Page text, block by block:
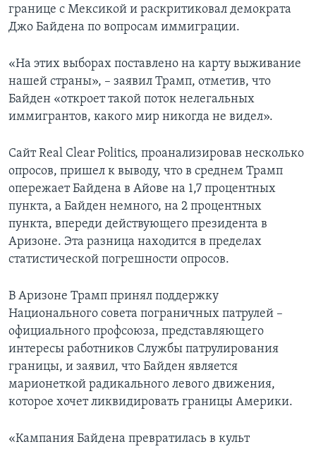
границе с Мексикой и раскритиковал демократа
Джо Байдена по вопросам иммиграции.
«На этих выборах поставлено на карту выживание
нашей страны», – заявил Трамп, отметив, что
Байден «откроет такой поток нелегальных
иммигрантов, какого мир никогда не видел».
Сайт Real Clear Politics, проанализировав несколько
опросов, пришел к выводу, что в среднем Трамп
опережает Байдена в Айове на 1,7 процентных
пункта, а Байден немного, на 2 процентных
пункта, впереди действующего президента в
Аризоне. Эта разница находится в пределах
статистической погрешности опросов.
В Аризоне Трамп принял поддержку
Национального совета пограничных патрулей –
официального профсоюза, представляющего
интересы работников Службы патрулирования
границы, и заявил, что Байден является
марионеткой радикального левого движения,
которое хочет ликвидировать границы Америки.
«Кампания Байдена превратилась в культ